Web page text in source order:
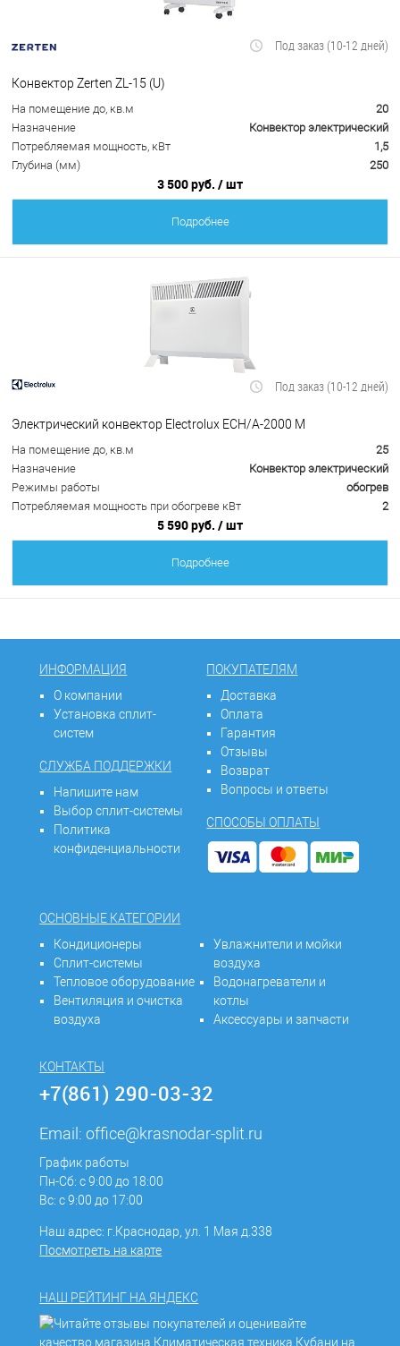
Под заказ (10-12 дней)
Конвектор Zerten ZL-15 (U)
На помещение до, кв.м
20
Назначение
Конвектор электрический
Потребляемая мощность, кВт
1,5
Глубина (мм)
250
3 500 руб. / шт
Подробнее
Под заказ (10-12 дней)
Электрический конвектор Electrolux ECH/A-2000 M
На помещение до, кв.м
25
Назначение
Конвектор электрический
Режимы работы
обогрев
Потребляемая мощность при обогреве кВт
2
5 590 руб. / шт
Подробнее
ИНФОРМАЦИЯ
О компании
Установка сплит-
систем
СЛУЖБА ПОДДЕРЖКИ
Напишите нам
Выбор сплит-системы
Политика
конфиденциальности
ПОКУПАТЕЛЯМ
Доставка
Оплата
Гарантия
Отзывы
Возврат
Вопросы и ответы
СПОСОБЫ ОПЛАТЫ
ОСНОВНЫЕ КАТЕГОРИИ
Кондиционеры
Сплит-системы
Тепловое оборудование
Вентиляция и очистка
воздуха
Увлажнители и мойки
воздуха
Водонагреватели и
котлы
Аксессуары и запчасти
КОНТАКТЫ
+7(861) 290-03-32
Email:office@krasnodar-split.ru
График работы
Пн-Сб: с 9:00 до 18:00
Вс: с 9:00 до 17:00
Наш адрес: г.Краснодар, ул. 1 Мая д.338
Посмотреть на карте
НАШ РЕЙТИНГ НА ЯНДЕКС